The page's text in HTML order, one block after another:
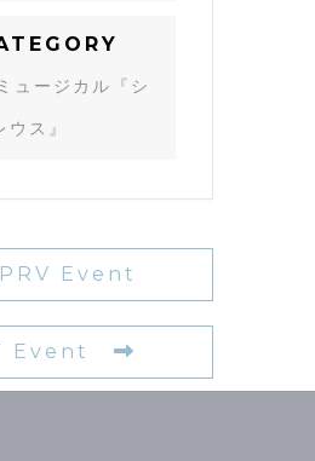
ミュージカル『シ
ウス』
PRV Event
Event